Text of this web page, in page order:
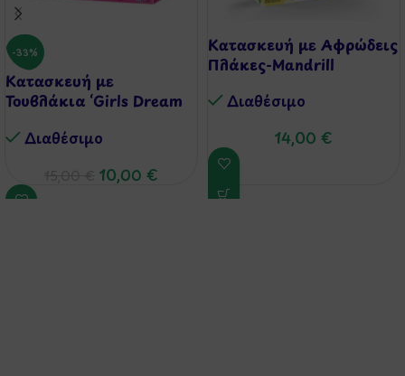
-33%
Κατασκευή με
Τουβλάκια ‘Girls Dream
Διαθέσιμo
10,00 €
Κατασκευή με Αφρώδεις
Πλάκες-Mandrill
Διαθέσιμo
14,00 €